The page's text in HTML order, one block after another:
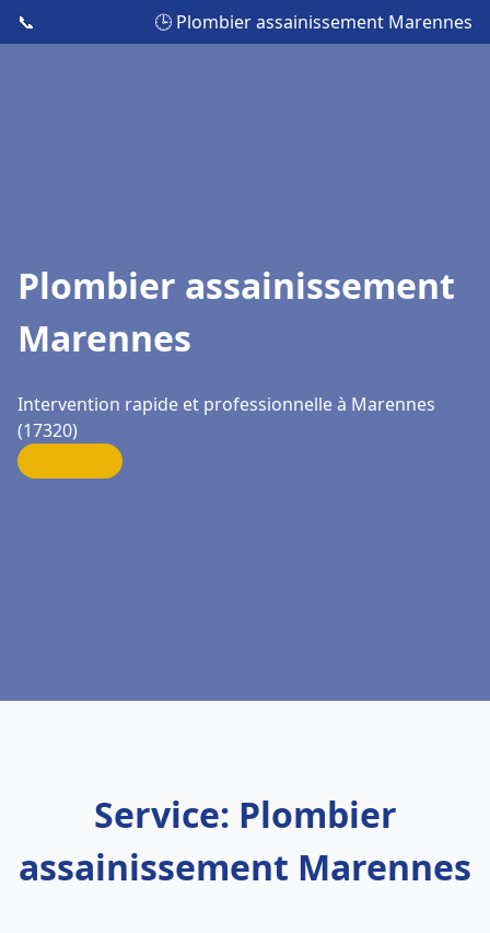
📞 🕒 Plombier assainissement Marennes
Plombier assainissement
Marennes
Intervention rapide et professionnelle à Marennes
(17320)
Service: Plombier
assainissement Marennes